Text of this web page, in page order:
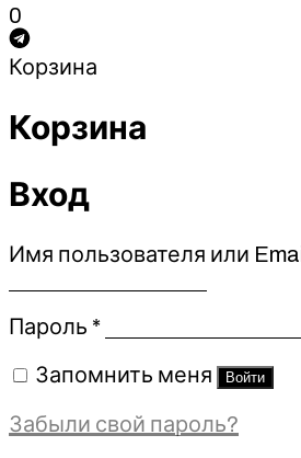
0
Корзина
Корзина
Вход
Имя пользователя или
Пароль *Обязательно
Запомнить меня Войти
Забыли свой пароль?